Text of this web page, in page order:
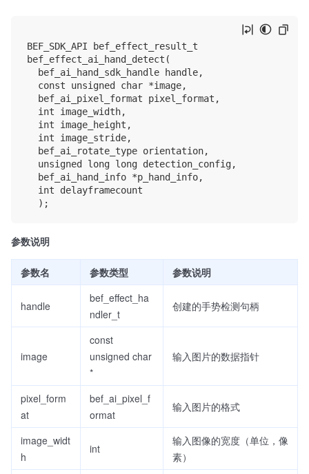
BEF_SDK_API bef_effect_result_t
bef_effect_ai_hand_detect(
参数说明
参数名 参数类型 参数说明
handle
bef_effect_ha
ndler_t
创建的手势检测句柄
image
const
unsigned char
*
输入图片的数据指针
pixel_form
at
bef_ai_pixel_f
ormat
输入图片的格式
image_widt
h
int
输入图像的宽度（单位，像
素）